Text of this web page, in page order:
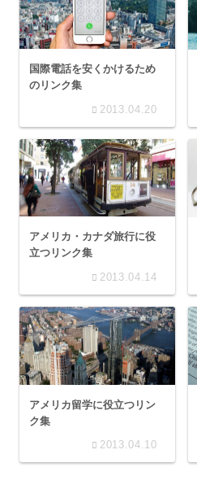
国際電話を安くかけるため
のリンク集
2013.04.20
アメリカ・カナダ旅行に役
立つリンク集
2013.04.14
アメリカ留学に役立つリン
ク集
2013.04.10